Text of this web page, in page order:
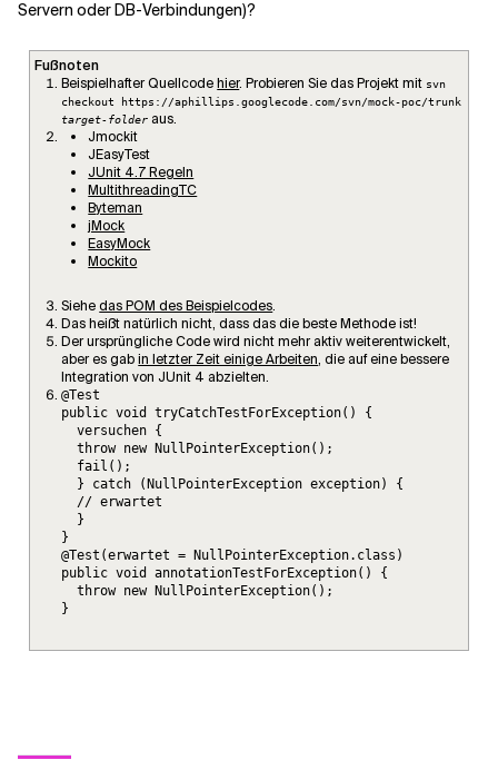
Servern oder DB-Verbindungen)?
Fußnoten
Beispielhafter Quellcodehier. Probieren Sie das Projekt mit svn
checkout https://aphillips.googlecode.com/svn/mock-poc/trunk
target-folder aus.
Jmockit
JEasyTest
JUnit 4.7 Regeln
MultithreadingTC
Byteman
jMock
EasyMock
Mockito
Siehedas POM des Beispielcodes.
Das heißt natürlich nicht, dass das die beste Methode ist!
Der ursprüngliche Code wird nicht mehr aktiv weiterentwickelt,
aber es gabin letzter Zeit einige Arbeiten, die auf eine bessere
Integration von JUnit 4 abzielten.
@Test
public void tryCatchTestForException() {
  versuchen {
  throw new NullPointerException();
  fail();
  } catch (NullPointerException exception) {
  // erwartet
  }
}
@Test(erwartet = NullPointerException.class)
public void annotationTestForException() {
  throw new NullPointerException();